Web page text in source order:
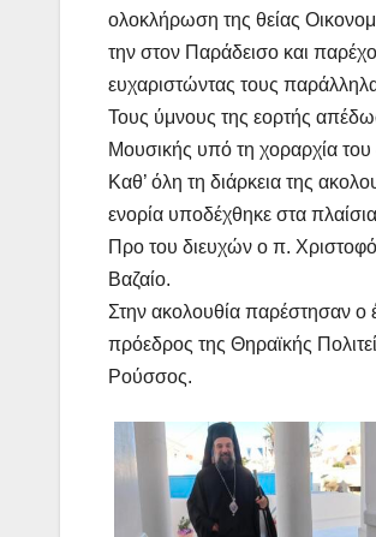
ολοκλήρωση της θείας
την στον Παράδεισο και
ευχαριστώντας τους
Τους ύμνους της εορτής
Μουσικής υπό τη χοραρχία
Καθ’ όλη τη διάρκεια της
ενορία υποδέχθηκε στα
Προ του διευχών ο π.
Βαζαίο.
Στην ακολουθία παρέστησαν ο
πρόεδρος της Θηραϊκής
Ρούσσος.